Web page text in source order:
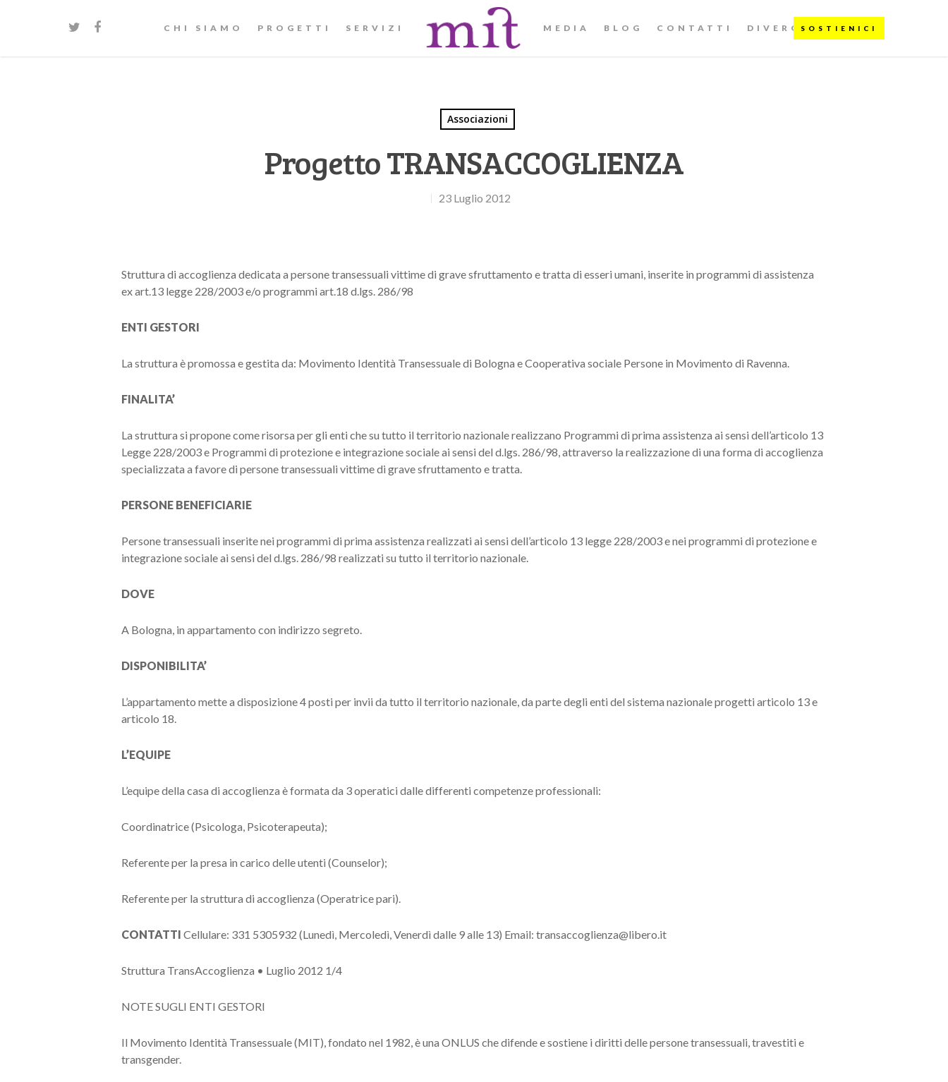
CHI SIAMO PROGETTI SERVIZI MEDIA BLOG CONTATTI DIVERGENTI
Associazioni
Progetto TRANSACCOGLIENZA
23 Luglio 2012
Struttura di accoglienza dedicata a persone transessuali vittime di grave sfruttamento e tratta di esseri umani, inserite in programmi di assistenza
ex art.13 legge 228/2003 e/o programmi art.18 d.lgs. 286/98
ENTI GESTORI
La struttura è promossa e gestita da: Movimento Identità Transessuale di Bologna e Cooperativa sociale Persone in Movimento di Ravenna.
FINALITA’
La struttura si propone come risorsa per gli enti che su tutto il territorio nazionale realizzano Programmi di prima assistenza ai sensi dell’articolo 13
Legge 228/2003 e Programmi di protezione e integrazione sociale ai sensi del d.lgs. 286/98, attraverso la realizzazione di una forma di accoglienza
specializzata a favore di persone transessuali vittime di grave sfruttamento e tratta.
PERSONE BENEFICIARIE
Persone transessuali inserite nei programmi di prima assistenza realizzati ai sensi dell’articolo 13 legge 228/2003 e nei programmi di protezione e
integrazione sociale ai sensi del d.lgs. 286/98 realizzati su tutto il territorio nazionale.
DOVE
A Bologna, in appartamento con indirizzo segreto.
DISPONIBILITA’
L’appartamento mette a disposizione 4 posti per invii da tutto il territorio nazionale, da parte degli enti del sistema nazionale progetti articolo 13 e
articolo 18.
L’EQUIPE
L’equipe della casa di accoglienza è formata da 3 operatici dalle differenti competenze professionali:
Coordinatrice (Psicologa, Psicoterapeuta);
Referente per la presa in carico delle utenti (Counselor);
Referente per la struttura di accoglienza (Operatrice pari).
CONTATTI Cellulare: 331 5305932 (Lunedì, Mercoledì, Venerdì dalle 9 alle 13) Email: transaccoglienza@libero.it
Struttura TransAccoglienza • Luglio 2012 1/4
NOTE SUGLI ENTI GESTORI
Il Movimento Identità Transessuale (MIT), fondato nel 1982, è una ONLUS che difende e sostiene i diritti delle persone transessuali, travestiti e
transgender.